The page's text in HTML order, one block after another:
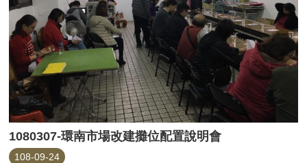
1080307-環南市場改建攤位配置說明會
108-09-24